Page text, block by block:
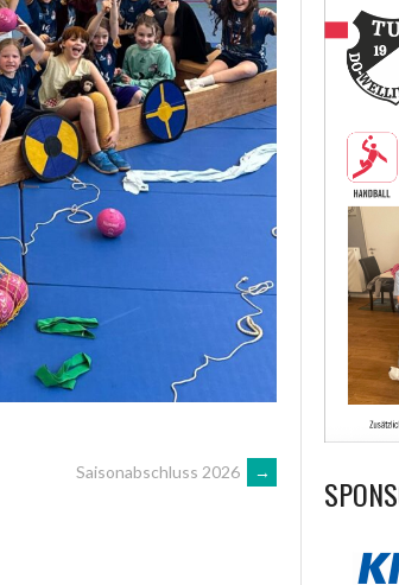
Saisonabschluss 2026 →